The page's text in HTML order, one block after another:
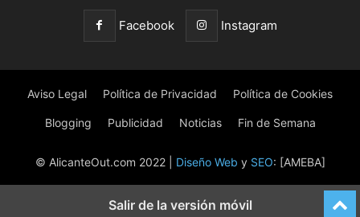
Facebook Instagram
Aviso Legal Política de Privacidad Política de Cookies
Blogging Publicidad Noticias Fin de Semana
© AlicanteOut.com 2022 | Diseño Web y SEO: [AMEBA]
Salir de la versión móvil